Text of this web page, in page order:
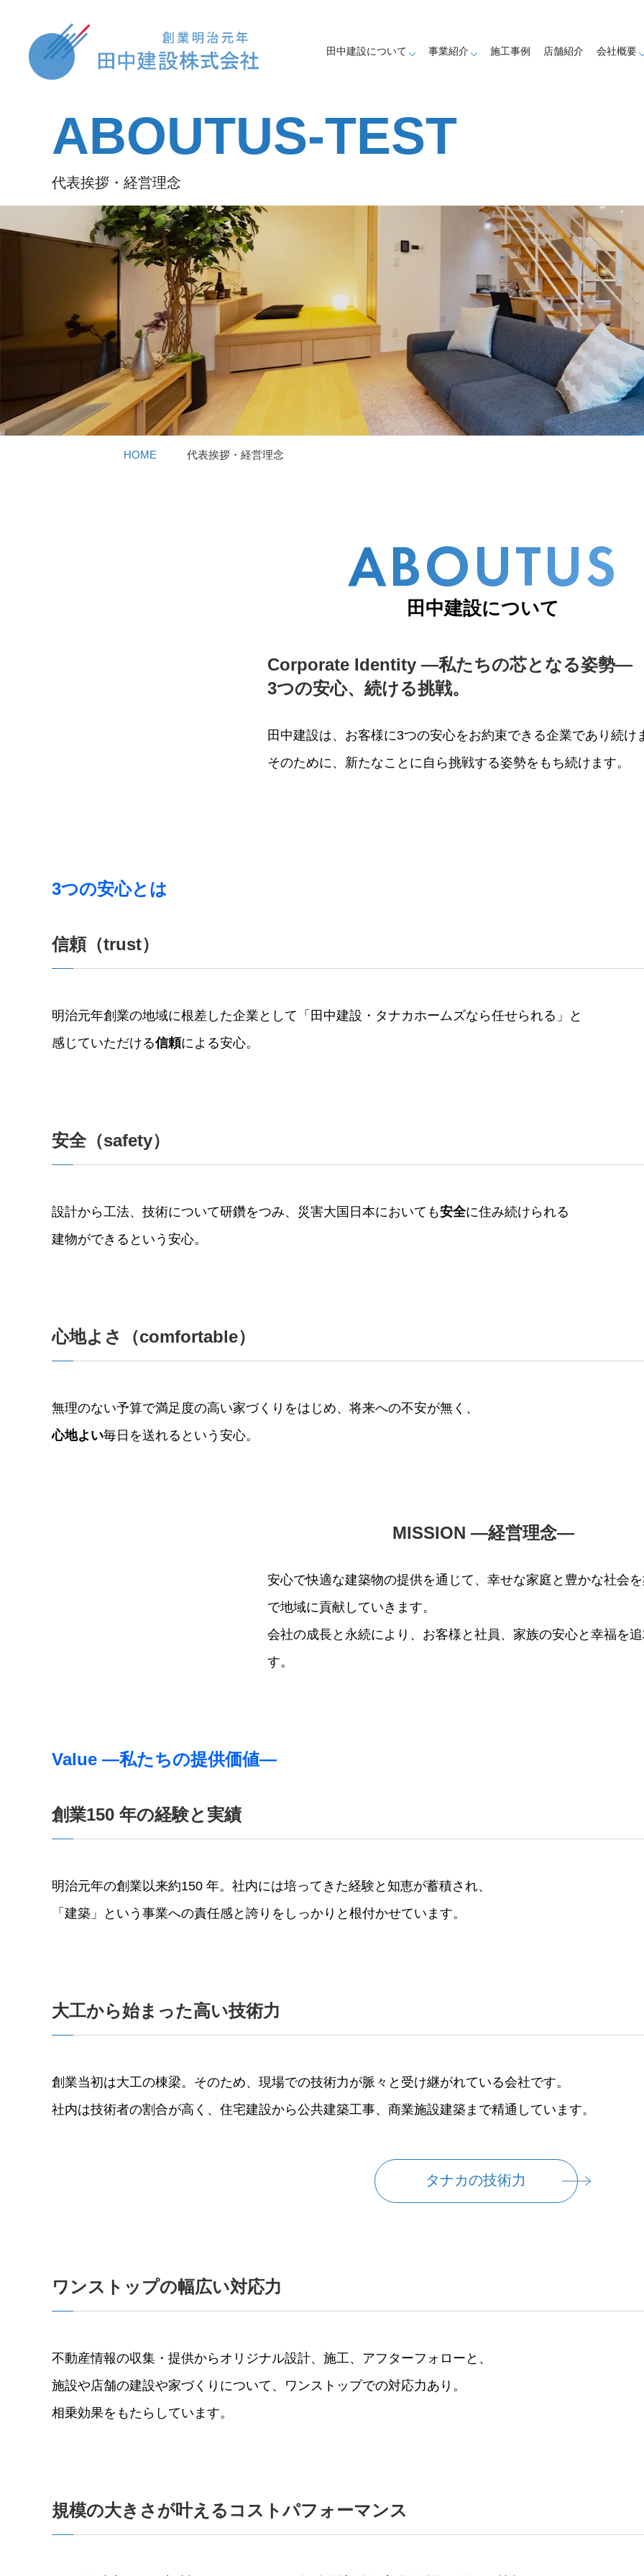
田中建設について 事業紹介 施工事例 店舗紹介 会社概要
ABOUTUS-TEST
代表挨拶・経営理念
HOME 代表挨拶・経営理念
ABOUTUS
田中建設について
Corporate Identity ―私たちの芯となる姿勢―
3つの安⼼、続ける挑戦。
⽥中建設は、お客様に3つの安⼼をお約束できる企業であり続け
そのために、新たなことに⾃ら挑戦する姿勢をもち続けます。
3つの安心とは
信頼（trust）
明治元年創業の地域に根差した企業として「⽥中建設・タナカホームズなら任せられる」と
感じていただける信頼による安⼼。
安全（safety）
設計から⼯法、技術について研鑽をつみ、災害⼤国⽇本においても安全に住み続けられる
建物ができるという安⼼。
⼼地よさ（comfortable）
無理のない予算で満⾜度の⾼い家づくりをはじめ、将来への不安が無く、
⼼地よい毎⽇を送れるという安⼼。
MISSION ―経営理念―
安⼼で快適な建築物の提供を通じて、幸せな家庭と豊かな社会
で地域に貢献していきます。
会社の成⻑と永続により、お客様と社員、家族の安⼼と幸福を
す。
Value ―私たちの提供価値―
創業150 年の経験と実績
明治元年の創業以来約150 年。社内には培ってきた経験と知恵が蓄積され、
「建築」という事業への責任感と誇りをしっかりと根付かせています。
⼤⼯から始まった⾼い技術⼒
創業当初は⼤⼯の棟梁。そのため、現場での技術⼒が脈々と受け継がれている会社です。
社内は技術者の割合が⾼く、住宅建設から公共建築⼯事、商業施設建築まで精通しています。
タナカの技術力
ワンストップの幅広い対応⼒
不動産情報の収集・提供からオリジナル設計、施⼯、アフターフォローと、
施設や店舗の建設や家づくりについて、ワンストップでの対応⼒あり。
相乗効果をもたらしています。
規模の⼤きさが叶えるコストパフォーマンス